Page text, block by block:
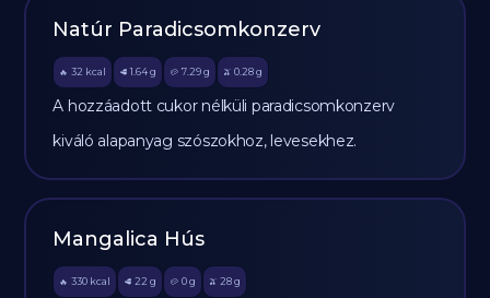
Natúr Paradicsomkonzerv
🔥 32 kcal 🥩 1.64 g 🥔 7.29g 🫒 0.28 g
A hozzáadott cukor nélküli paradicsomkonzerv
kiváló alapanyag szószokhoz, levesekhez.
Mangalica Hús
🔥 330 kcal 🥩 22 g 🥔 0g 🫒 28 g